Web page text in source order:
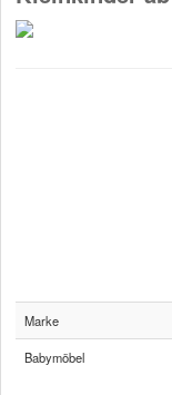
Marke
Babymöbel